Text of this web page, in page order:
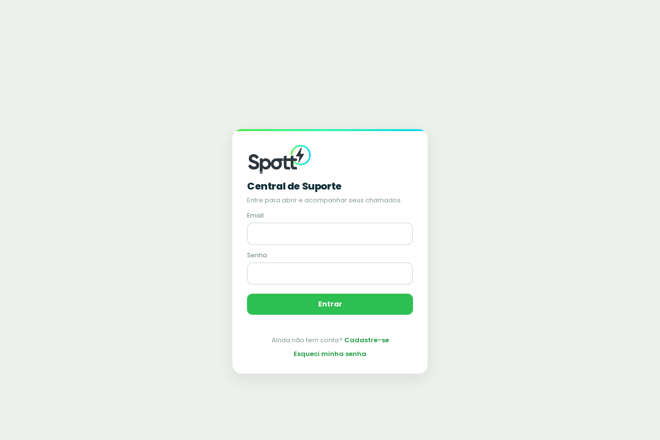
Central de Suporte
Entre para abrir e acompanhar seus chamados.
Email
Senha
Entrar
Ainda não tem conta? Cadastre-se
Esqueci minha senha